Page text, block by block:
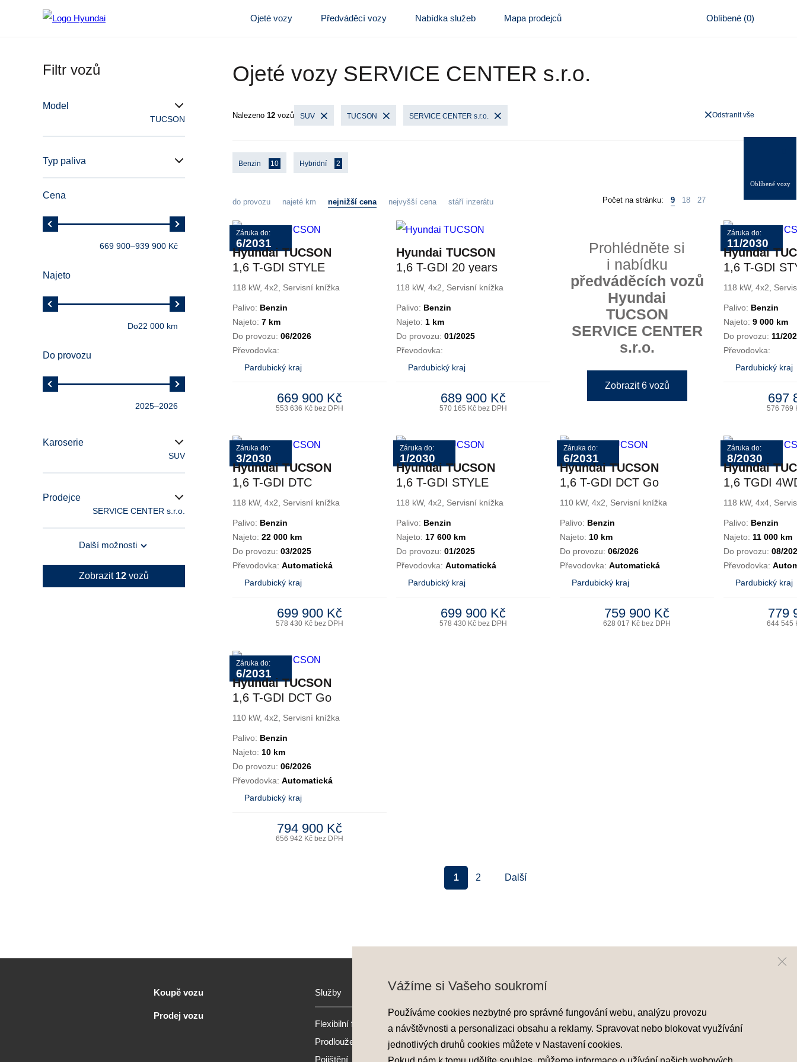
Ojeté vozy Předváděcí vozy Nabídka služeb Mapa prodejců Oblíbené (0)
Oblíbené vozy
Filtr vozů
Model
TUCSON
Typ paliva
Cena
669 900–939 900 Kč
Najeto
Do22 000 km
Do provozu
2025–2026
Karoserie
SUV
Prodejce
SERVICE CENTER s.r.o.
Další možnosti
Zobrazit 12 vozů
Ojeté vozy SERVICE CENTER s.r.o.
Nalezeno 12 vozů SUV TUCSON SERVICE CENTER s.r.o. Odstranit vše
Benzin 10 Hybridní 2
do provozu najeté km nejnižší cena nejvyšší cena stáří inzerátu Počet na stránku: 9 18 27
Záruka do:
6/2031
Hyundai TUCSON
1,6 T-GDI STYLE
118 kW, 4x2, Servisní knížka
Palivo: Benzin
Najeto: 7 km
Do provozu: 06/2026
Převodovka:
Pardubický kraj
669 900 Kč
553 636 Kč bez DPH
Hyundai TUCSON
1,6 T-GDI 20 years
118 kW, 4x2, Servisní knížka
Palivo: Benzin
Najeto: 1 km
Do provozu: 01/2025
Převodovka:
Pardubický kraj
689 900 Kč
570 165 Kč bez DPH
Prohlédněte si
i nabídku
předváděcích vozů
Hyundai
TUCSON
SERVICE CENTER
s.r.o.
Zobrazit 6 vozů
Záruka do:
11/2030
Hyundai
1,6 T-GDI
118 kW, 4x2,
Palivo: Benzin
Najeto: 9 000 km
Do provozu: 11/
Převodovka:
Pardubický kraj
697
576 769
Záruka do:
3/2030
Hyundai TUCSON
1,6 T-GDI DTC
STYLE
118 kW, 4x2, Servisní knížka
Palivo: Benzin
Najeto: 22 000 km
Do provozu: 03/2025
Převodovka: Automatická
Pardubický kraj
699 900 Kč
578 430 Kč bez DPH
Záruka do:
1/2030
Hyundai TUCSON
1,6 T-GDI STYLE
DCT
118 kW, 4x2, Servisní knížka
Palivo: Benzin
Najeto: 17 600 km
Do provozu: 01/2025
Převodovka: Automatická
Pardubický kraj
699 900 Kč
578 430 Kč bez DPH
Záruka do:
6/2031
Hyundai TUCSON
1,6 T-GDI DCT Go
Czech! Plus
110 kW, 4x2, Servisní knížka
Palivo: Benzin
Najeto: 10 km
Do provozu: 06/2026
Převodovka: Automatická
Pardubický kraj
759 900 Kč
628 017 Kč bez DPH
Záruka do:
8/2030
Hyundai
1,6 TGDI
LINE
118 kW, 4x4,
Palivo: Benzin
Najeto: 11 000 km
Do provozu: 08/
Převodovka:
Pardubický kraj
779
644 545
Záruka do:
6/2031
Hyundai TUCSON
1,6 T-GDI DCT Go
Czech! N-Line
110 kW, 4x2, Servisní knížka
Palivo: Benzin
Najeto: 10 km
Do provozu: 06/2026
Převodovka: Automatická
Pardubický kraj
794 900 Kč
656 942 Kč bez DPH
1 2 Další
Koupě vozu
Prodej vozu
Služby
Flexibilní financování
Prodloužená záruka
Pojištění
Hyundai
Modely Hyundai
Nové skladové vozy
Předváděcí vozy
Mapa prodejců
Vážíme si Vašeho soukromí
Používáme cookies nezbytné pro správné fungování webu, analýzu provozu
a návštěvnosti a personalizaci obsahu a reklamy. Spravovat nebo blokovat využívání
jednotlivých druhů cookies můžete v Nastavení cookies.